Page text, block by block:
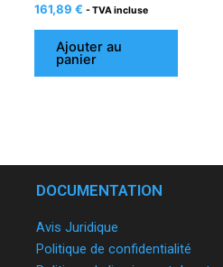
161,89 € - TVA incluse
Ajouter au
panier
DOCUMENTATION
Avis Juridique
Politique de confidentialité